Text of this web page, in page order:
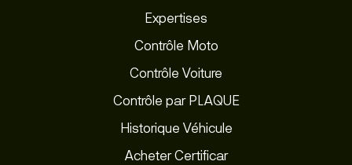
Expertises
Contrôle Moto
Contrôle Voiture
Contrôle par PLAQUE
Historique Véhicule
Acheter Certificar